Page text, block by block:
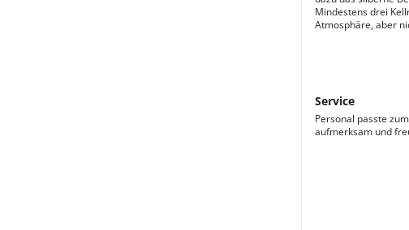
Mindestens drei
Atmosphäre, aber
Service
Personal passte
aufmerksam und